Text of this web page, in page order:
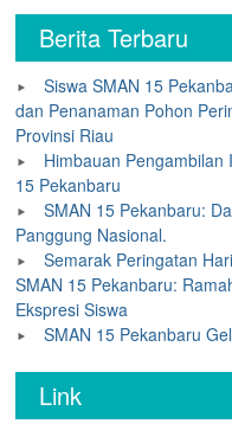
Berita Terbaru
Siswa SMAN 15
dan Penanaman Pohon
Provinsi Riau
Himbauan Pengambilan
15 Pekanbaru
SMAN 15 Pekanbaru:
Panggung Nasional.
Semarak Peringatan
SMAN 15 Pekanbaru:
Ekspresi Siswa
SMAN 15 Pekanbaru
Link